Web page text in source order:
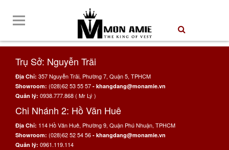
Trụ Sở: Nguyễn Trãi
Địa Chỉ: 357 Nguyễn Trãi, Phường 7, Quận 5, TPHCM
Showroom: (028)62 53 55 57 - khangdang@monamie.vn
Quản lý: 0938.777.868 ( Mr Lý )
Chi Nhánh 2: Hồ Văn Huê
Địa Chỉ: 114 Hồ Văn Huê, Phường 9, Quận Phú Nhuận, TPHCM
Showroom: (028)62 52 54 56 - khangdang@monamie.vn
Quản lý: 0961.119.114